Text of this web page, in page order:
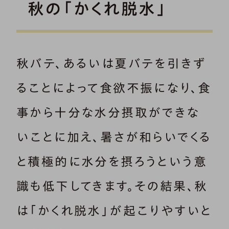
秋の「かくれ脱水」
秋バテ、あるいは夏バテを引きず
ることによって食欲不振になり、食
事から十分な水分摂取ができな
いことに加え、暑さが和らいでくる
と積極的に水分を摂ろうという意
識も低下してきます。その結果、秋
は「かくれ脱水」が起こりやすいと